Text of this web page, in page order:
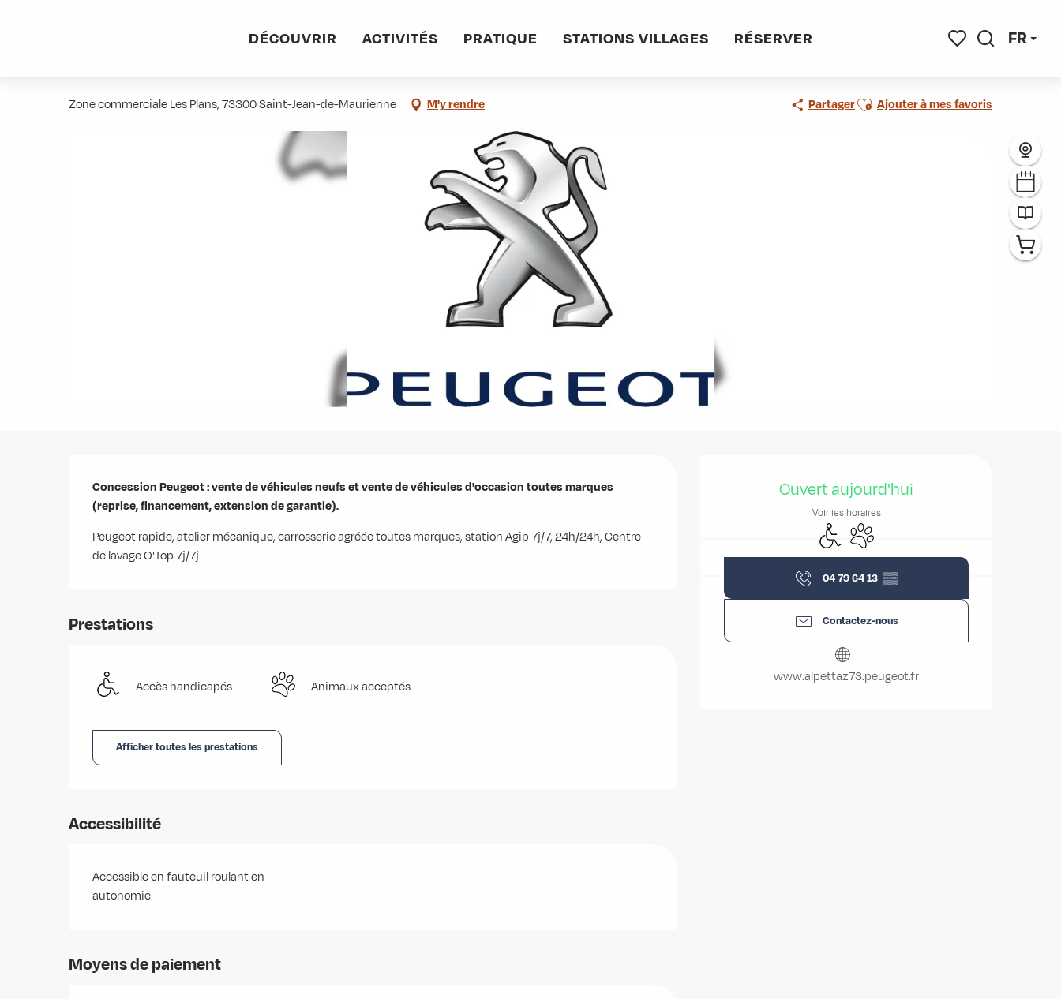
FR
DÉCOUVRIR ACTIVITÉS PRATIQUE STATIONS VILLAGES RÉSERVER
Zone commerciale Les Plans, 73300 Saint-Jean-de-Maurienne M'y rendre PartagerAjouter aux favoris
Ajouter à mes favoris
Ouverture et coordonnées
Ouvert aujourd'hui
Voir les horaires
Accès handicapés
Animaux acceptés
04 79 64 13 ▒▒
Contactez-nous
www.alpettaz73.peugeot.fr
Description
Concession Peugeot : vente de véhicules neufs et vente de véhicules d'occasion toutes marques
(reprise, financement, extension de garantie).
Peugeot rapide, atelier mécanique, carrosserie agréée toutes marques, station Agip 7j/7, 24h/24h, Centre
de lavage O'Top 7j/7j.
Prestations
Accès handicapés Animaux acceptés
Afficher toutes les prestations
Accessibilité
Accessible en fauteuil roulant en
autonomie
Moyens de paiement